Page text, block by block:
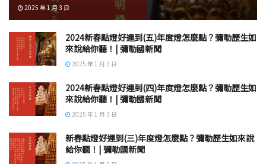
2025 年 1 月 3 日
2024新春點燈好運到(五)年度燈怎麼點？彌勒歷生如
來說給你聽！| 彌勒國新聞
2025 年 1 月 3 日
2024新春點燈好運到(四)年度燈怎麼點？彌勒歷生如
來說給你聽！| 彌勒國新聞
2025 年 1 月 3 日
新春點燈好運到(三)年度燈怎麼點？彌勒歷生如來說
給你聽！| 彌勒國新聞